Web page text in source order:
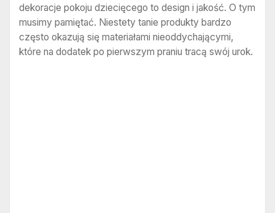
dekoracje pokoju dziecięcego to design i jakość. O tym
musimy pamiętać. Niestety tanie produkty bardzo
często okazują się materiałami nieoddychającymi,
które na dodatek po pierwszym praniu tracą swój urok.